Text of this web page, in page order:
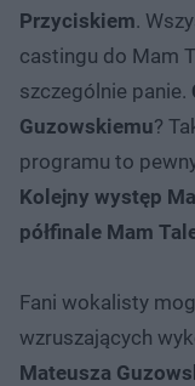
Przyciskiem.
castingu do Mam
szczególnie panie.
Guzowskiemu?
programu to
Kolejny występ
półfinale Mam
Fani wokalisty
wzruszających
Mateusza